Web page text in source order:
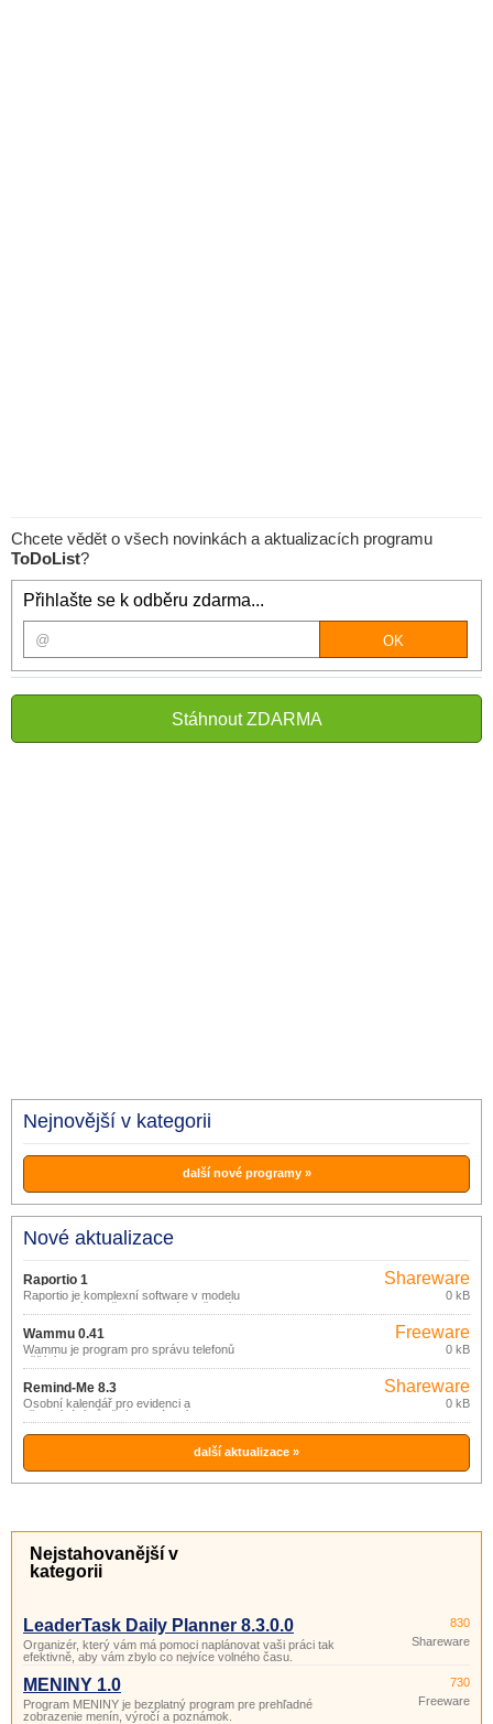
Chcete vědět o všech novinkách a aktualizacích programu
ToDoList?
Přihlašte se k odběru zdarma...
Stáhnout ZDARMA
Nejnovější v kategorii
další nové programy »
Nové aktualizace
Raportio 1
Raportio je komplexní software v modelu
Saas, který je určen pro malé a střední
firmy.
Shareware
0 kB
Wammu 0.41
Wammu je program pro správu telefonů
běžící pod Linuxem, Windows a
pravděpodobně i dalšími platformami,
kde fungují libGammu a wxPython.
Freeware
0 kB
Remind-Me 8.3
Osobní kalendář pro evidenci a
připomínání důležitých událostí:
narozeniny, prázdniny, výročí a další
plánované události.
Shareware
0 kB
další aktualizace »
Nejstahovanější v
kategorii
LeaderTask Daily Planner 8.3.0.0
Organizér, který vám má pomoci naplánovat vaši práci tak
efektivně, aby vám zbylo co nejvíce volného času.
830
Shareware
MENINY 1.0
Program MENINY je bezplatný program pre prehľadné
zobrazenie menín, výročí a poznámok.
730
Freeware